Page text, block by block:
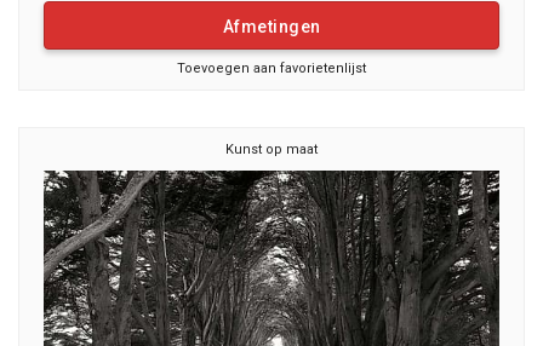
Afmetingen
Toevoegen aan favorietenlijst
Kunst op maat